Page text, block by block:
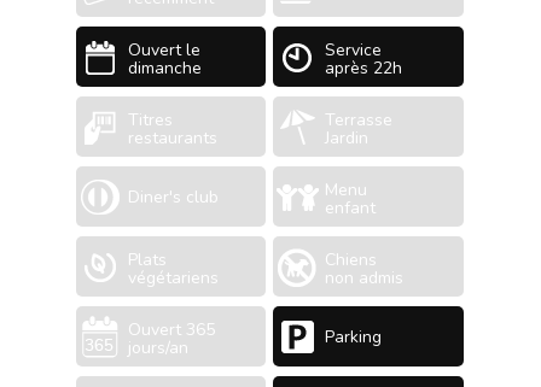
Ouvert le
dimanche
Service
après 22h
Titres
restaurants
Terrasse
Jardin
Diner's club Menu
enfant
Plats
végétariens
Chiens
non admis
Ouvert 365
jours/an Parking